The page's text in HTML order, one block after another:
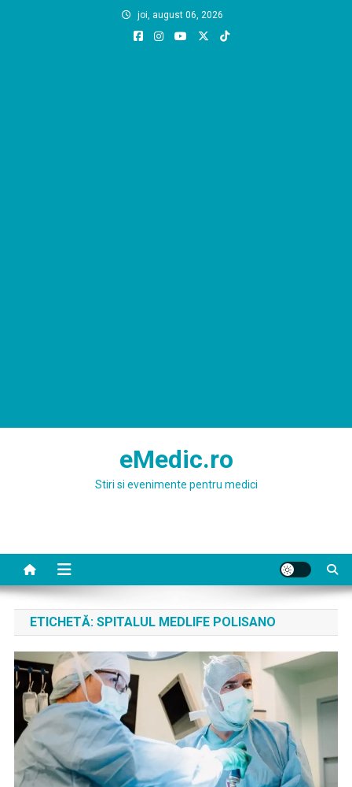
joi, august 06, 2026
eMedic.ro
Stiri si evenimente pentru medici
ETICHETĂ: SPITALUL MEDLIFE POLISANO